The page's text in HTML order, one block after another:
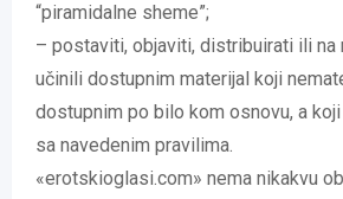
“piramidalne sheme”;
– postaviti, objaviti, distribuirati ili na
učinili dostupnim materijal koji
dostupnim po bilo kom osnovu, a
sa navedenim pravilima.
«erotskioglasi.com» nema nikakvu